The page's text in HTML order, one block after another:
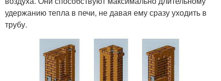
удержанию тепла в печи, не давая ему сразу уходить в
трубу.